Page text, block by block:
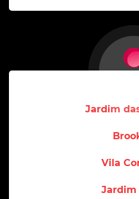
Jardim
Vila
Jardim